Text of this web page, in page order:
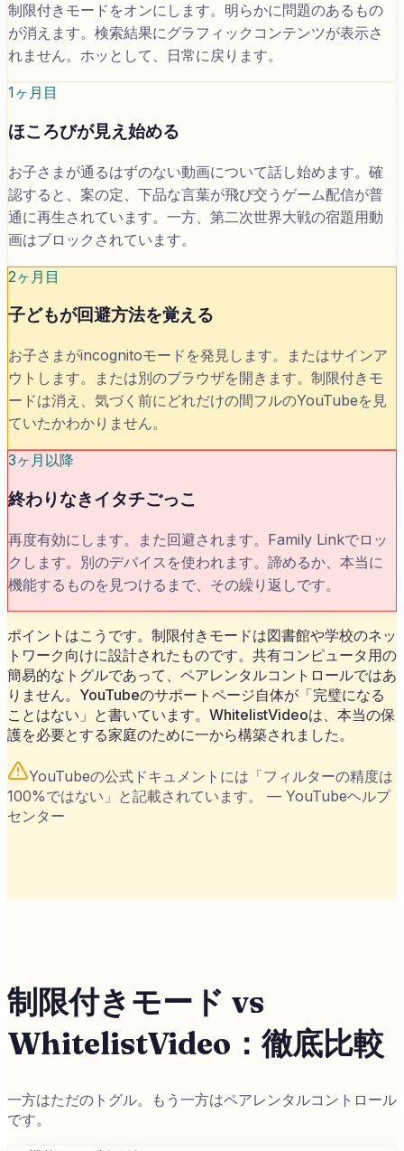
制限付きモードをオンにします。明らかに問題のあるもの
が消えます。検索結果にグラフィックコンテンツが表示さ
れません。ホッとして、日常に戻ります。
1ヶ月目
ほころびが見え始める
お子さまが通るはずのない動画について話し始めます。確
認すると、案の定、下品な言葉が飛び交うゲーム配信が普
通に再生されています。一方、第二次世界大戦の宿題用動
画はブロックされています。
2ヶ月目
子どもが回避方法を覚える
お子さまがincognitoモードを発見します。またはサインア
ウトします。または別のブラウザを開きます。制限付きモ
ードは消え、気づく前にどれだけの間フルのYouTubeを見
ていたかわかりません。
3ヶ月以降
終わりなきイタチごっこ
再度有効にします。また回避されます。Family Linkでロッ
クします。別のデバイスを使われます。諦めるか、本当に
機能するものを見つけるまで、その繰り返しです。
ポイントはこうです。制限付きモードは図書館や学校のネッ
トワーク向けに設計されたものです。共有コンピュータ用の
簡易的なトグルであって、ペアレンタルコントロールではあ
りません。YouTubeのサポートページ自体が「完璧になる
ことはない」と書いています。WhitelistVideoは、本当の保
護を必要とする家庭のために一から構築されました。
YouTubeの公式ドキュメントには「フィルターの精度は
100%ではない」と記載されています。
— YouTubeヘルプ
センター
制限付きモード vs
WhitelistVideo：徹底比較
一方はただのトグル。もう一方はペアレンタルコントロール
です。